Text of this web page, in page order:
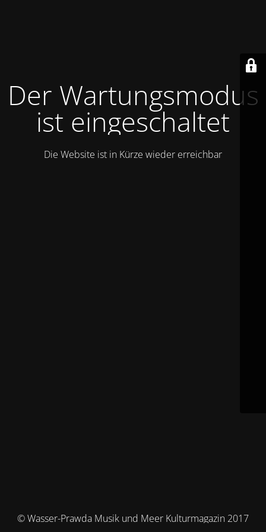
Der Wartungsmodus
ist eingeschaltet
Die Website ist in Kürze wieder erreichbar
© Wasser-Prawda Musik und Meer Kulturmagazin 2017